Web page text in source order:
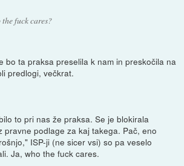
fuck cares?
bo ta praksa preselila k nam in preskočila na
predlogi, večkrat.
to pri nas že praksa. Se je blokirala
pravne podlage za kaj takega. Pač, eno
ISP-ji (ne sicer vsi) so pa veselo
Ja, who the fuck cares.